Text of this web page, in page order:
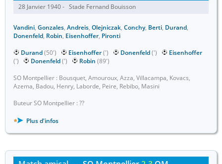
28 Janvier 1940 - Stade Fernand Bouisson
Vandini, Gonzales, Andreis, Olejniczak, Conchy, Berti, Durand,
Donenfeld, Robin, Eisenhoffer, Pironti
Durand(50') Eisenhoffer(') Donenfeld(')
Eisenhoffer
(')
Donenfeld(') Robin (89')
SO Montpellier : Bousquet, Amouroux, Azza, Villacampa, Kovacs,
Azema, Badou, Henry, Laborde, Peire, Rebibo, Masini
Buteur SO Montpellier : ??
Plus d'infos